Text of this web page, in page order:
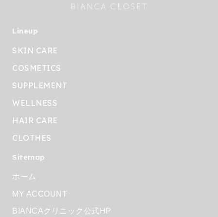
Lineup
SKIN CARE
COSMETICS
SUPPLEMENT
WELLNESS
HAIR CARE
CLOTHES
Sitemap
ホーム
MY ACCOUNT
BIANCAクリニック公式HP